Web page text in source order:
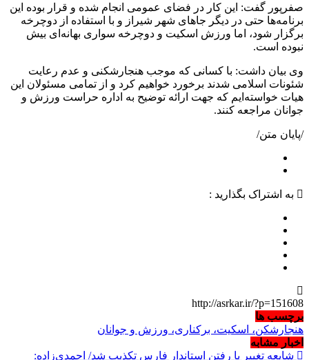
صفرپور گفت: این کار در فضای عمومی انجام شده و قرار بوده این
برنامه‌ها حتی در دیگر جا‌های شهر شیراز و با استفاده از دوچرخه
برگزار شود، اما ورزش اسکیت و دوچرخه سواری بهانه‌ای بیش
نبوده است.
وی بیان داشت: با کسانی که موجب هنجارشکنی و عدم رعایت
شئونات اسلامی شدند برخورد خواهیم کرد و از تمامی مسئولان این
هیات خواسته‌ایم که جهت ارائه توضیح به اداره حراست ورزش و
جوانان مراجعه کنند.
/پایان متن/
به اشتراک بگذارید :
http://asrkar.ir/?p=151608
برچسب ها
هنجارشکن، اسکیت، برکناری، ورزش و جوانان
اخبار مشابه
شایعه تغییر یا رفتن استاندار فارس تکذیب شد/ احمدی‌زاده: